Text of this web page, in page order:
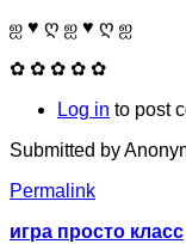
ஐ ♥ ღ ஐ ♥ ღ ஐ
✿ ✿ ✿ ✿ ✿
Log in to post
Submitted by
Permalink
игра просто класс